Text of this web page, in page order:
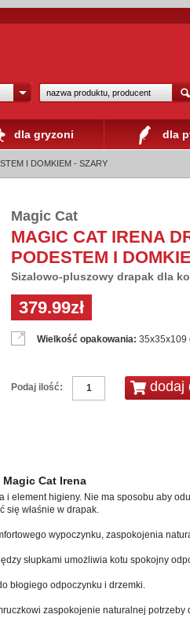
dla gryzoni dla
I DOMKIEM - SZARY
Magic Cat
MAGIC CAT IRENA
PODESTEM I
Sizalowo-pluszowy drapak dla
379.99zł
Wielkość opakowania: 35x35x109
Podaj ilość:
Cat Irena
i element higieny. Nie ma sposobu aby
się właśnie w drapak.
wypoczynku, zaspokojenia
słupkami umożliwia kotu spokojny
błogiego odpoczynku i drzemki.
zaspokojenie naturalnej potrzeby